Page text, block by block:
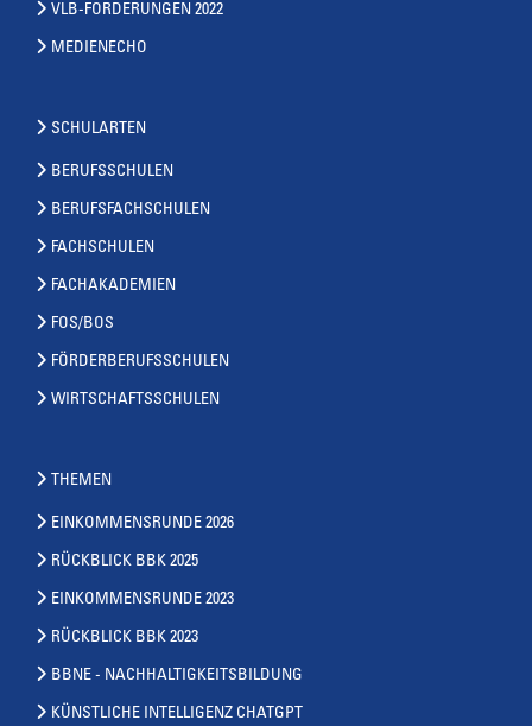
VLB-FORDERUNGEN 2022
MEDIENECHO
SCHULARTEN
BERUFSSCHULEN
BERUFSFACHSCHULEN
FACHSCHULEN
FACHAKADEMIEN
FOS/BOS
FÖRDERBERUFSSCHULEN
WIRTSCHAFTSSCHULEN
THEMEN
EINKOMMENSRUNDE 2026
RÜCKBLICK BBK 2025
EINKOMMENSRUNDE 2023
RÜCKBLICK BBK 2023
BBNE - NACHHALTIGKEITSBILDUNG
KÜNSTLICHE INTELLIGENZ CHATGPT